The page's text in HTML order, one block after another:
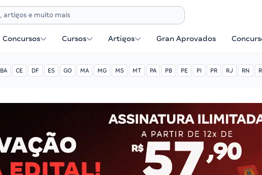
Concursos Cursos Artigos Gran Aprovados
BA CE DF ES GO MA MG MS MT PA PB PE PI PR RJ RN